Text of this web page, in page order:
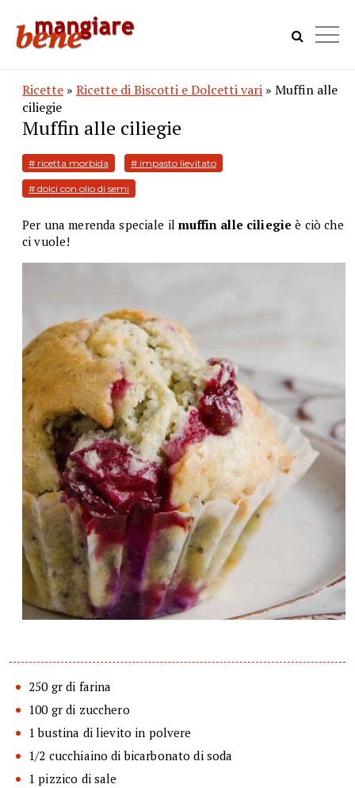
Ricette » Ricette di Biscotti e Dolcetti vari » Muffin alle
ciliegie
Muffin alle ciliegie
# ricetta morbida # impasto lievitato
# dolci con olio di semi
Per una merenda speciale ilmuffin alle ciliegie è ciò che
ci vuole!
250 gr di farina
100 gr di zucchero
1 bustina di lievito in polvere
1/2 cucchiaino di bicarbonato di soda
1 pizzico di sale